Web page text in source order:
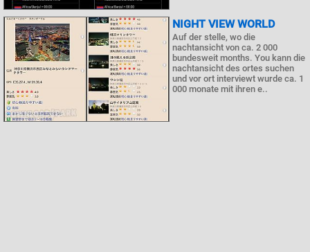
NIGHT VIEW WORLD
Auf der stelle, wo die
nachtansicht von ca. 2 000
bundesweit months. You kann die
nachtansicht des ortes suchen
und vor ort interviewt wurde ca. 1
000 monate mit ihren e..